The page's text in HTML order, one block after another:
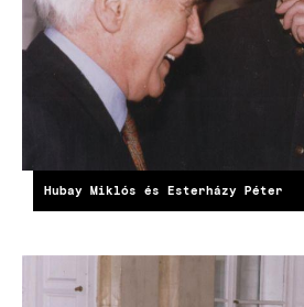
Hubay Miklós és Esterházy Péter